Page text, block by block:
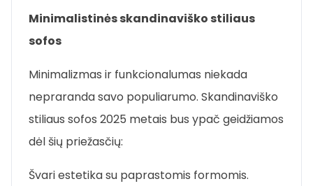
Minimalistinės skandinaviško stiliaus
sofos
Minimalizmas ir funkcionalumas niekada
nepraranda savo populiarumo. Skandinaviško
stiliaus sofos 2025 metais bus ypač geidžiamos
dėl šių priežasčių:
Švari estetika su paprastomis formomis.